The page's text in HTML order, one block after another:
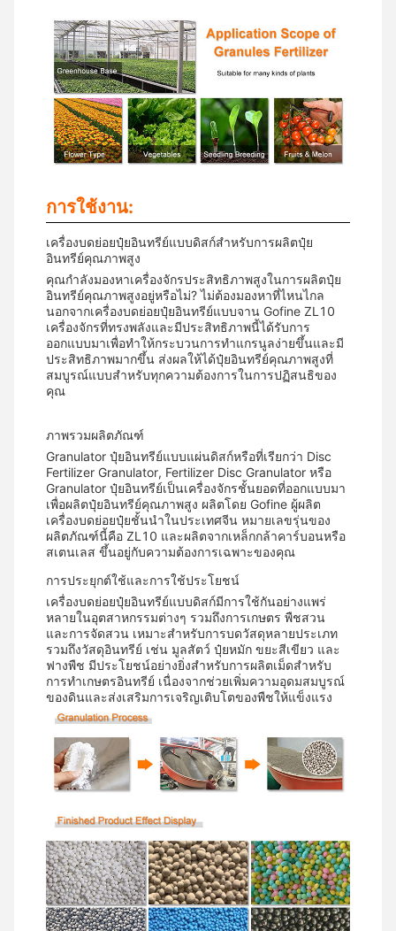
การใช้งาน:
เครื่องบดย่อยปุ๋ยอินทรีย์แบบดิสก์สำหรับการผลิตปุ๋ย
อินทรีย์คุณภาพสูง
คุณกำลังมองหาเครื่องจักรประสิทธิภาพสูงในการผลิตปุ๋ย
อินทรีย์คุณภาพสูงอยู่หรือไม่? ไม่ต้องมองหาที่ไหนไกล
นอกจากเครื่องบดย่อยปุ๋ยอินทรีย์แบบจาน Gofine ZL10
เครื่องจักรที่ทรงพลังและมีประสิทธิภาพนี้ได้รับการ
ออกแบบมาเพื่อทำให้กระบวนการทำแกรนูลง่ายขึ้นและมี
ประสิทธิภาพมากขึ้น ส่งผลให้ได้ปุ๋ยอินทรีย์คุณภาพสูงที่
สมบูรณ์แบบสำหรับทุกความต้องการในการปฏิสนธิของ
คุณ
ภาพรวมผลิตภัณฑ์
Granulator ปุ๋ยอินทรีย์แบบแผ่นดิสก์หรือที่เรียกว่า Disc
Fertilizer Granulator, Fertilizer Disc Granulator หรือ
Granulator ปุ๋ยอินทรีย์เป็นเครื่องจักรชั้นยอดที่ออกแบบมา
เพื่อผลิตปุ๋ยอินทรีย์คุณภาพสูง ผลิตโดย Gofine ผู้ผลิต
เครื่องบดย่อยปุ๋ยชั้นนำในประเทศจีน หมายเลขรุ่นของ
ผลิตภัณฑ์นี้คือ ZL10 และผลิตจากเหล็กกล้าคาร์บอนหรือ
สเตนเลส ขึ้นอยู่กับความต้องการเฉพาะของคุณ
การประยุกต์ใช้และการใช้ประโยชน์
เครื่องบดย่อยปุ๋ยอินทรีย์แบบดิสก์มีการใช้กันอย่างแพร่
หลายในอุตสาหกรรมต่างๆ รวมถึงการเกษตร พืชสวน
และการจัดสวน เหมาะสำหรับการบดวัสดุหลายประเภท
รวมถึงวัสดุอินทรีย์ เช่น มูลสัตว์ ปุ๋ยหมัก ขยะสีเขียว และ
ฟางพืช มีประโยชน์อย่างยิ่งสำหรับการผลิตเม็ดสำหรับ
การทำเกษตรอินทรีย์ เนื่องจากช่วยเพิ่มความอุดมสมบูรณ์
ของดินและส่งเสริมการเจริญเติบโตของพืชให้แข็งแรง